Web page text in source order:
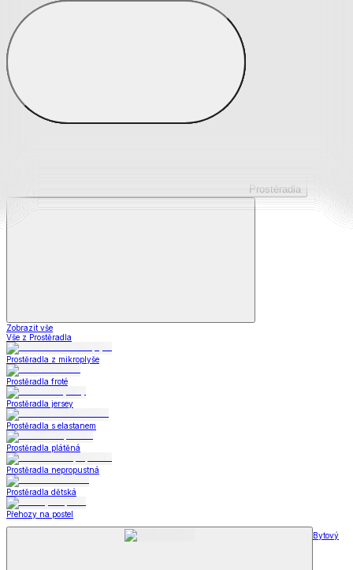
Prostěradla z mikroplyše
Prostěradla froté
Prostěradla
Zobrazit vše
Vše z Prostěradla
Prostěradla z mikroplyše
Prostěradla froté
Prostěradla jersey
Prostěradla s elastanem
Prostěradla plátěná
Prostěradla nepropustná
Prostěradla dětská
Přehozy na postel
Bytový